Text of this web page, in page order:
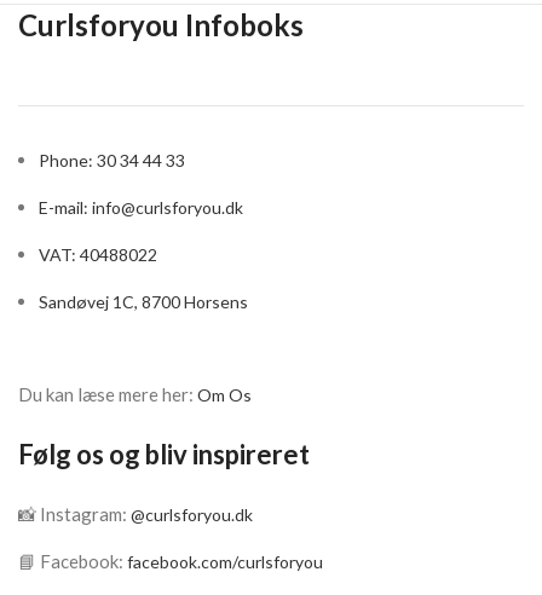
Curlsforyou Infoboks
Phone: 30 34 44 33
E-mail: info@curlsforyou.dk
VAT: 40488022
Sandøvej 1C, 8700 Horsens
Du kan læse mere her: Om Os
Følg os og bliv inspireret
📸 Instagram: @curlsforyou.dk
📘 Facebook: facebook.com/curlsforyou